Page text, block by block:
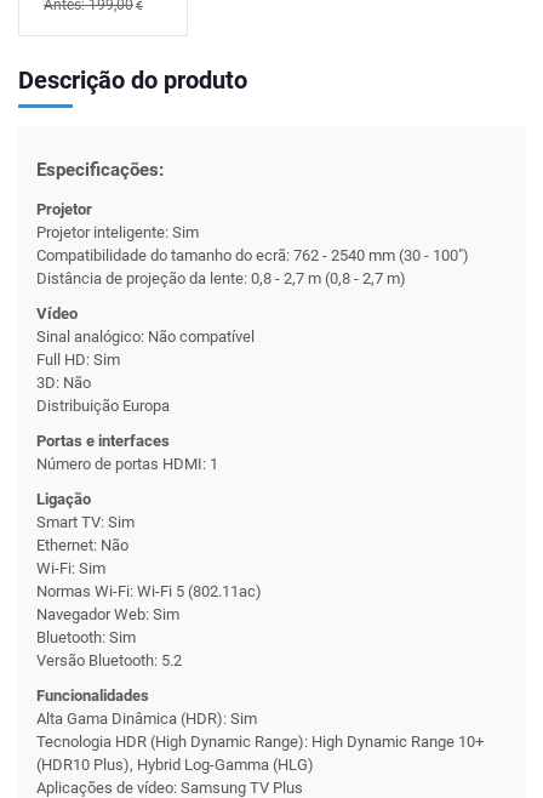
Antes: 199,00€
Descrição do produto
Especificações:
Projetor
Projetor inteligente: Sim
Compatibilidade do tamanho do ecrã: 762 - 2540 mm (30 - 100")
Distância de projeção da lente: 0,8 - 2,7 m (0,8 - 2,7 m)
Vídeo
Sinal analógico: Não compatível
Full HD: Sim
3D: Não
Distribuição Europa
Portas e interfaces
Número de portas HDMI: 1
Ligação
Smart TV: Sim
Ethernet: Não
Wi-Fi: Sim
Normas Wi-Fi: Wi-Fi 5 (802.11ac)
Navegador Web: Sim
Bluetooth: Sim
Versão Bluetooth: 5.2
Funcionalidades
Alta Gama Dinâmica (HDR): Sim
Tecnologia HDR (High Dynamic Range): High Dynamic Range 10+
(HDR10 Plus), Hybrid Log-Gamma (HLG)
Aplicações de vídeo: Samsung TV Plus